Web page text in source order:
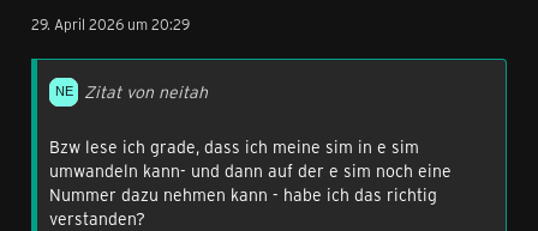
29. April 2026 um 20:29
Zitat von neitah
Bzw lese ich grade, dass ich meine sim in e sim
umwandeln kann- und dann auf der e sim noch eine
Nummer dazu nehmen kann - habe ich das richtig
verstanden?